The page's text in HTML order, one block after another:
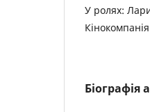
У ролях:
Біографія